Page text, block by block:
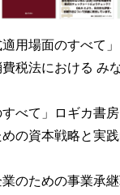
適用場面のすべて
税法における み
すべて」ロギカ書房
の資本戦略と実
業のための事業承